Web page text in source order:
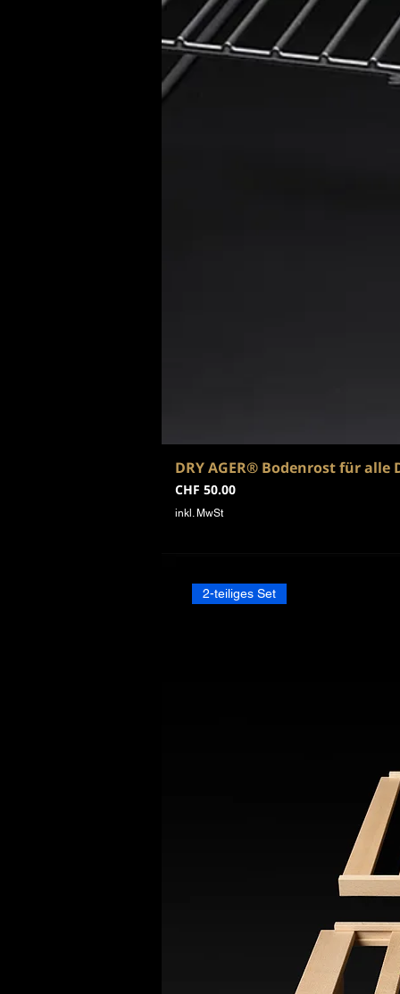
DRY AGER® Bodenrost für alle
Preis
CHF 50.00
inkl. MwSt
2-teiliges Set